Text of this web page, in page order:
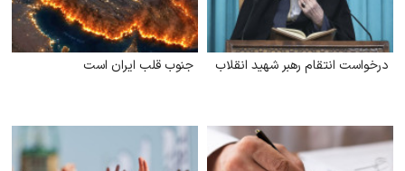
درخواست انتقام رهبر شهید انقلاب جنوب قلب ایران است